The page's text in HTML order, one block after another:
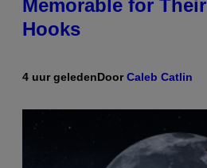
Memorable for
Hooks
4 uur geledenDoorCaleb Catlin